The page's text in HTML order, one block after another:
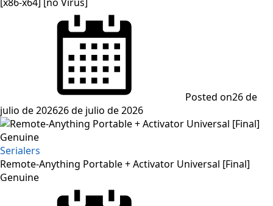
Posted on26 de
julio de 202626 de julio de 2026
Serialers
Remote-Anything Portable + Activator Universal [Final]
Genuine